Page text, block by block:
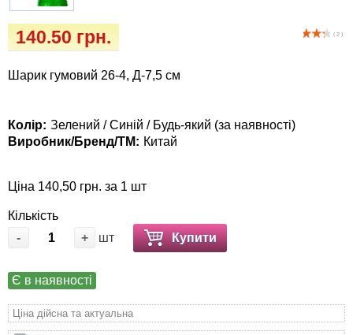
( 2 )
140.50 грн.
Шарик гумовий 26-4, Д-7,5 см
Колір: Зелений / Синій / Будь-який (за наявності)
Виробник/Бренд/ТМ: Китай
Ціна 140,50 грн. за 1 шт
Кількість
-
+ шт Купити
Є в наявності
Ціна дійсна та актуальна
Ласощі та корма
Vet Diet Canine Wet - ветеринарные диеты
для собак
Лежаки, будиночки, охолоджуючи
Миски, автогодівниці, поілки
Одяг та взуття
Перенесення, сумки, клітини
матеріали
Подарункові сертифікати